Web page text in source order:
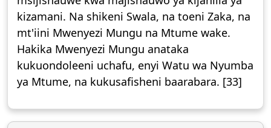
kizamani. Na shikeni Swala, na toeni Zaka, na
mt'iini Mwenyezi Mungu na Mtume wake.
Hakika Mwenyezi Mungu anataka
kukuondoleeni uchafu, enyi Watu wa Nyumba
ya Mtume, na kukusafisheni baarabara. [33]